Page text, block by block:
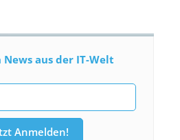
aus der IT-Welt
Anmelden!